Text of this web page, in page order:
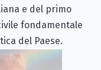
e del primo
fondamentale
del Paese.